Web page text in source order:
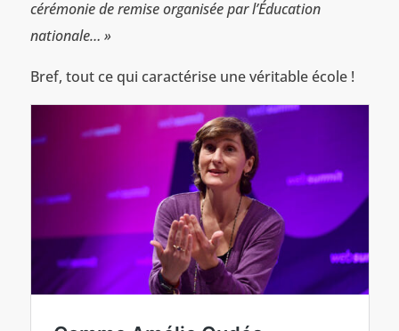
cérémonie de remise organisée par l’Éducation
nationale… »
Bref, tout ce qui caractérise une véritable école !